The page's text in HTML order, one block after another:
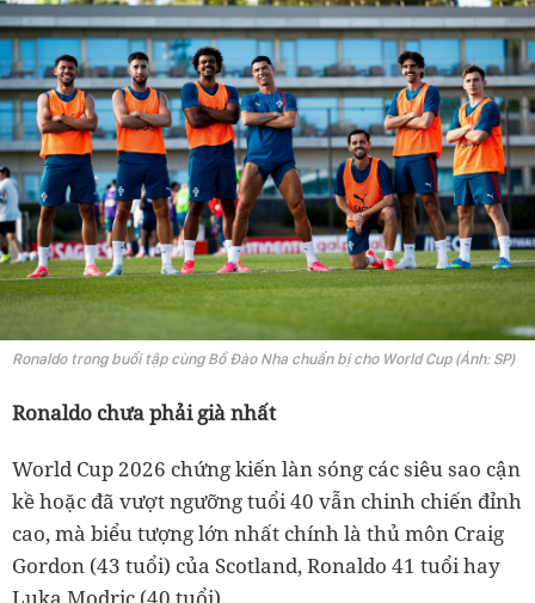
Ronaldo trong buổi tập cùng Bồ Đào Nha chuẩn bị cho World Cup (Ảnh: SP)
Ronaldo chưa phải già nhất
World Cup 2026 chứng kiến làn sóng các siêu sao cận
kề hoặc đã vượt ngưỡng tuổi 40 vẫn chinh chiến đỉnh
cao, mà biểu tượng lớn nhất chính là thủ môn Craig
Gordon (43 tuổi) của Scotland, Ronaldo 41 tuổi hay
Luka Modric (40 tuổi)...